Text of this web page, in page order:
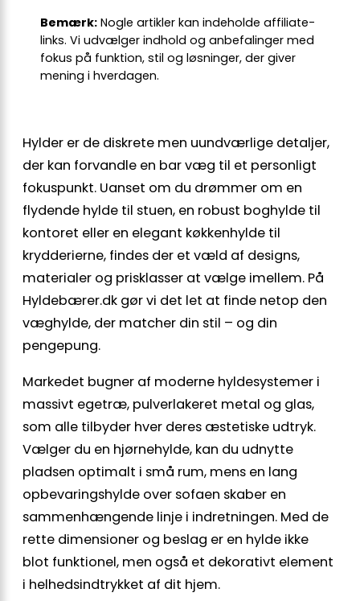
Bemærk: Nogle artikler kan indeholde affiliate-
links. Vi udvælger indhold og anbefalinger med
fokus på funktion, stil og løsninger, der giver
mening i hverdagen.
Hylder er de diskrete men uundværlige detaljer,
der kan forvandle en bar væg til et personligt
fokuspunkt. Uanset om du drømmer om en
flydende hylde til stuen, en robust boghylde til
kontoret eller en elegant køkkenhylde til
krydderierne, findes der et væld af designs,
materialer og prisklasser at vælge imellem. På
Hyldebærer.dk gør vi det let at finde netop den
væghylde, der matcher din stil – og din
pengepung.
Markedet bugner af moderne hyldesystemer i
massivt egetræ, pulverlakeret metal og glas,
som alle tilbyder hver deres æstetiske udtryk.
Vælger du en hjørnehylde, kan du udnytte
pladsen optimalt i små rum, mens en lang
opbevaringshylde over sofaen skaber en
sammenhængende linje i indretningen. Med de
rette dimensioner og beslag er en hylde ikke
blot funktionel, men også et dekorativt element
i helhedsindtrykket af dit hjem.